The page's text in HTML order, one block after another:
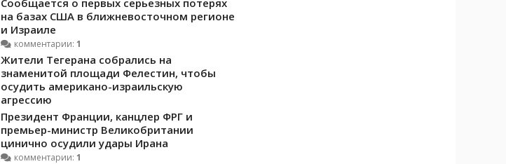
на базах США в ближневосточном регионе
и Израиле
комментарии: 1
Жители Тегерана собрались на
знаменитой площади Фелестин, чтобы
осудить американо-израильскую
агрессию
Президент Франции, канцлер ФРГ и
премьер-министр Великобритании
цинично осудили удары Ирана
комментарии: 1